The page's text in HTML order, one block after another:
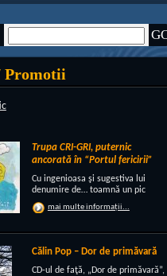
Promotii
Trupa CRI-GRI, puternic
ancorată în “Portul fericirii”
Cu ingenioasa şi sugestiva lui
denumire de… toamnă un pic
“încruntată”, elegant suprapusă
unei existenţe de peste un sfert de
voios anotimpul ruginiu al
melancoliilor de tot soiul, cu un nou
[…]
mai multe informații...
Călin Pop – Dor de primăvară
CD-ul de faţă, „Dor de primăvară”,